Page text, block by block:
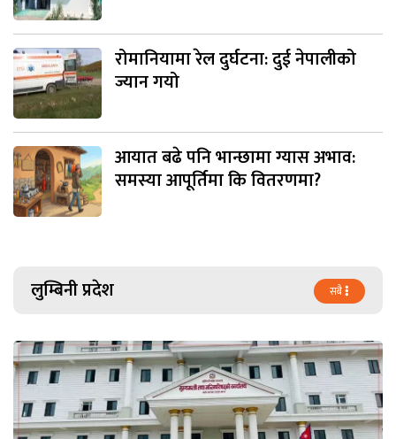
रोमानियामा रेल दुर्घटना: दुई नेपालीको
ज्यान गयो
आयात बढे पनि भान्छामा ग्यास अभाव:
समस्या आपूर्तिमा कि वितरणमा?
लुम्बिनी प्रदेश सबै